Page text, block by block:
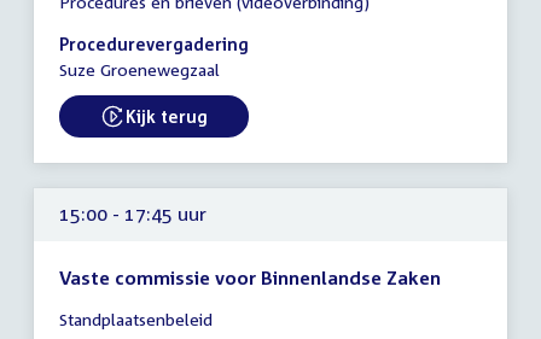
vergadering
14:30
-
uur
Procedurevergadering
Suze Groenewegzaal
External link:
Kijk terug
15:00 - 17:45 uur
Vaste commissie voor Binnenlandse Zaken
vergadering
Standplaatsenbeleid